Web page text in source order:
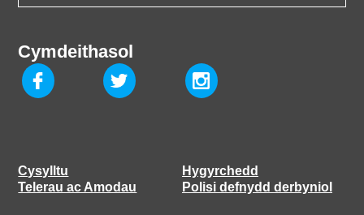
Cymdeithasol
Cysylltu
Hygyrchedd
Telerau ac Amodau
Polisi defnydd derbyniol